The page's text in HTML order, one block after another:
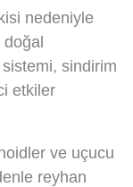
nedeniyle
doğal
sistemi, sindirim
etkiler
ve uçucu
reyhan